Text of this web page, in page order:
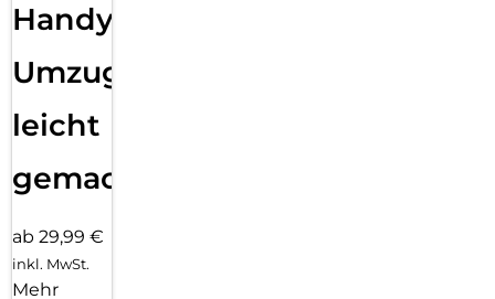
Handy
Umzug
leicht
gemacht!
ab 29,99 €
inkl. MwSt.
Mehr